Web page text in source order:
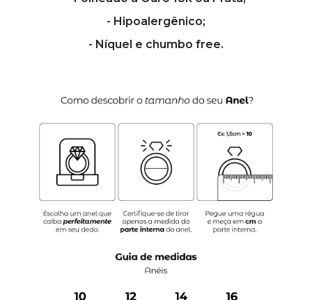
- Hipoalergênico;
- Níquel e chumbo free.